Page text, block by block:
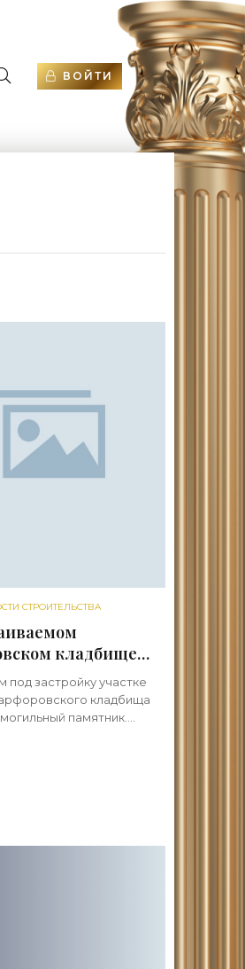
ВОЙТИ
СТРОИТЕЛЬСТВА
кладбище
- «Свежие новости
под застройку участке
кладбища
памятник.